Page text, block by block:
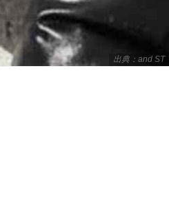
出典：and ST